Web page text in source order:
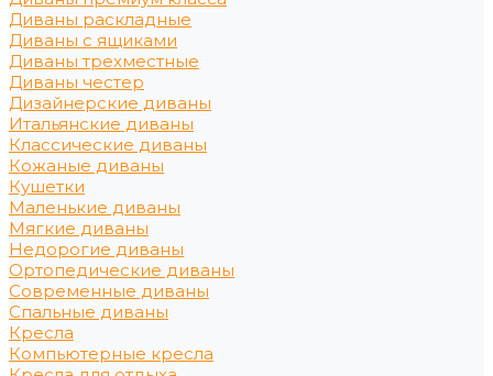
Диваны раскладные
Диваны с ящиками
Диваны трехместные
Диваны честер
Дизайнерские диваны
Итальянские диваны
Классические диваны
Кожаные диваны
Кушетки
Маленькие диваны
Мягкие диваны
Недорогие диваны
Ортопедические диваны
Современные диваны
Спальные диваны
Кресла
Компьютерные кресла